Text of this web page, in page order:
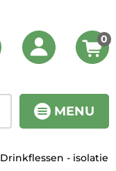
MENU
0
Drinkflessen - isolatie